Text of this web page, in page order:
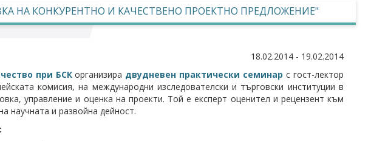
НА КОНКУРЕНТНО И КАЧЕСТВЕНО ПРОЕКТНО ПРЕДЛОЖЕНИЕ"
18.02.2014 - 19.02.2014
при БСКорганизира двудневен практически семинар с гост-лектор
комисия, на международни изследователски и търговски институции в
управление и оценка на проекти. Той е експерт оценител и рецензент към
научната и развойна дейност.